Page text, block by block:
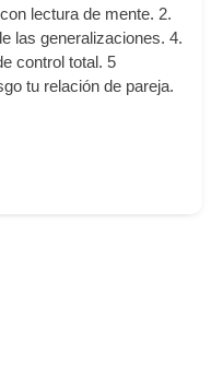
lectura de mente. 2.
las generalizaciones. 4.
control total. 5
tu relación de pareja.